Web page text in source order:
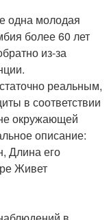
одна молодая
более 60 лет
из-за
реальным,
в соответствии
окружающей
описание:
Длина его
Живет